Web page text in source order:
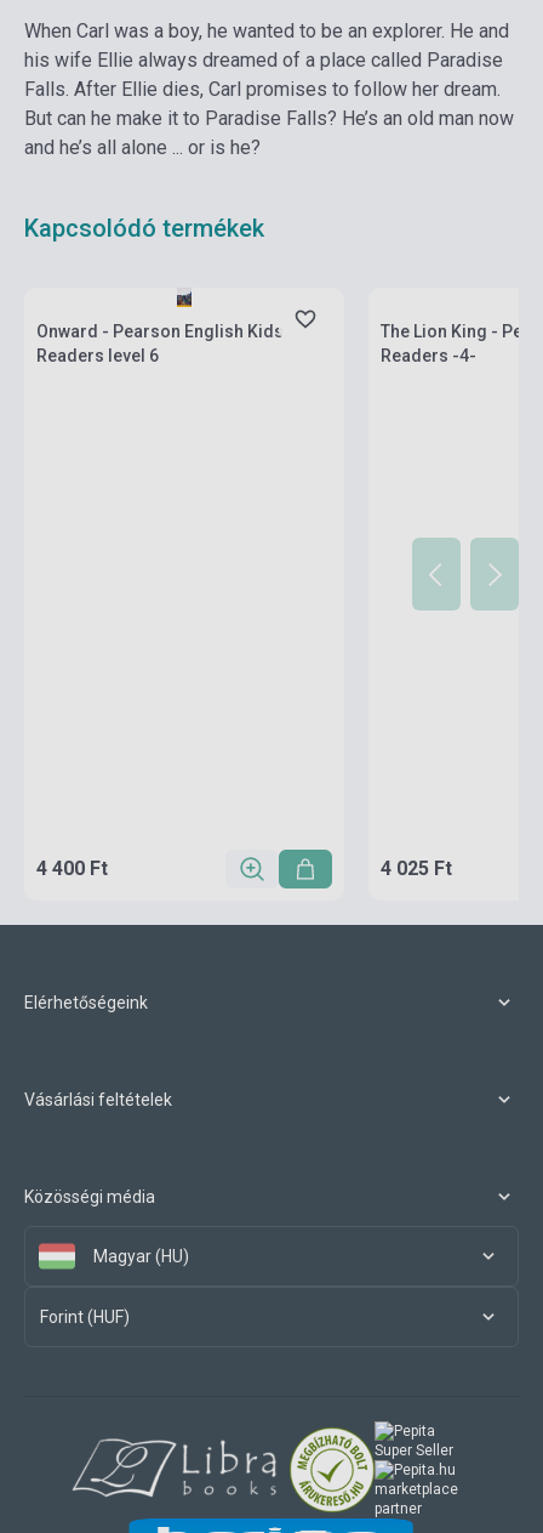
When Carl was a boy, he wanted to be an explorer. He and
his wife Ellie always dreamed of a place called Paradise
Falls. After Ellie dies, Carl promises to follow her dream.
But can he make it to Paradise Falls? He’s an old man now
and he’s all alone ... or is he?
Kapcsolódó termékek
Onward - Pearson English Kids
Readers level 6
4 400 Ft
The Lion King -
Readers -4-
4 025 Ft
Elérhetőségeink
Vásárlási feltételek
Közösségi média
Magyar (HU)
Forint (HUF)
marketplace
partner